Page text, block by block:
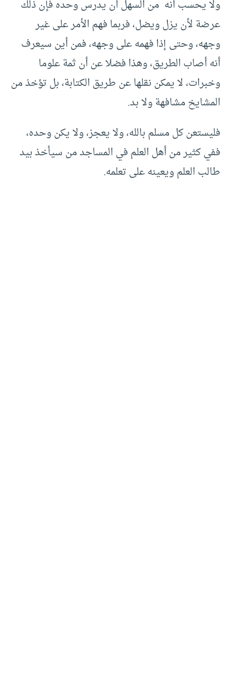
ولا يحسب أنه من السهل أن يدرس وحده فإن ذلك
عرضة لأن يزل ويضل، فربما فهم الأمر على غير
وجهه، وحتى إذا فهمه على وجهه، فمن أين سيعرف
أنه أصاب الطريق، وهذا فضلا عن أن ثمة علوما
وخبرات، لا يمكن نقلها عن طريق الكتابة، بل تؤخذ من
المشايخ مشافهة ولا بد.
فليستعن كل مسلم بالله، ولا يعجز، ولا يكن وحده،
ففي كثير من أهل العلم في المساجد من سيأخذ بيد
طالب العلم ويعينه على تعلمه.